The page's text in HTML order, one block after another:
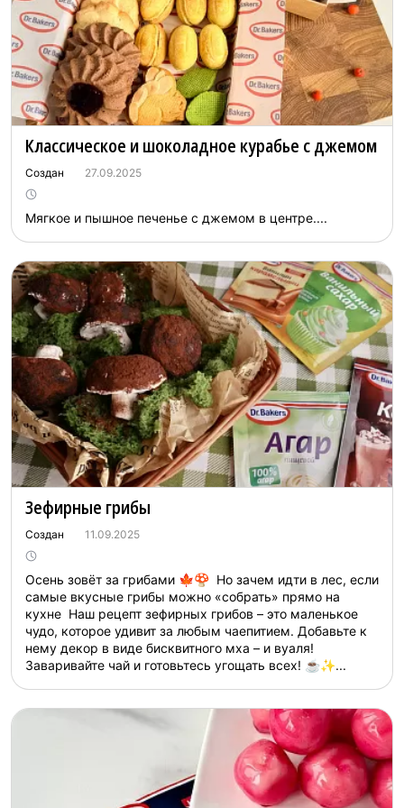
Классическое и шоколадное курабье с джемом
Создан 27.09.2025
Мягкое и пышное печенье с джемом в центре....
Зефирные грибы
Создан 11.09.2025
Осень зовёт за грибами 🍁🍄 Но зачем идти в лес, если
самые вкусные грибы можно «собрать» прямо на
кухне Наш рецепт зефирных грибов – это маленькое
чудо, которое удивит за любым чаепитием. Добавьте к
нему декор в виде бисквитного мха – и вуаля!
Заваривайте чай и готовьтесь угощать всех! ☕✨...